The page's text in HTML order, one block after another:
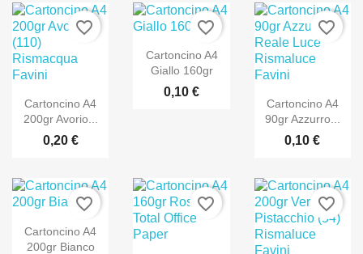
Cartoncino A4
200gr Avorio...
0,20 €
favorite_border
Cartoncino A4
Giallo 160gr
0,10 €
favorite_border
Cartoncino A4
90gr Azzurro...
0,10 €
favorite_border
Cartoncino A4
200gr Bianco
favorite_border favorite_border favorite_border